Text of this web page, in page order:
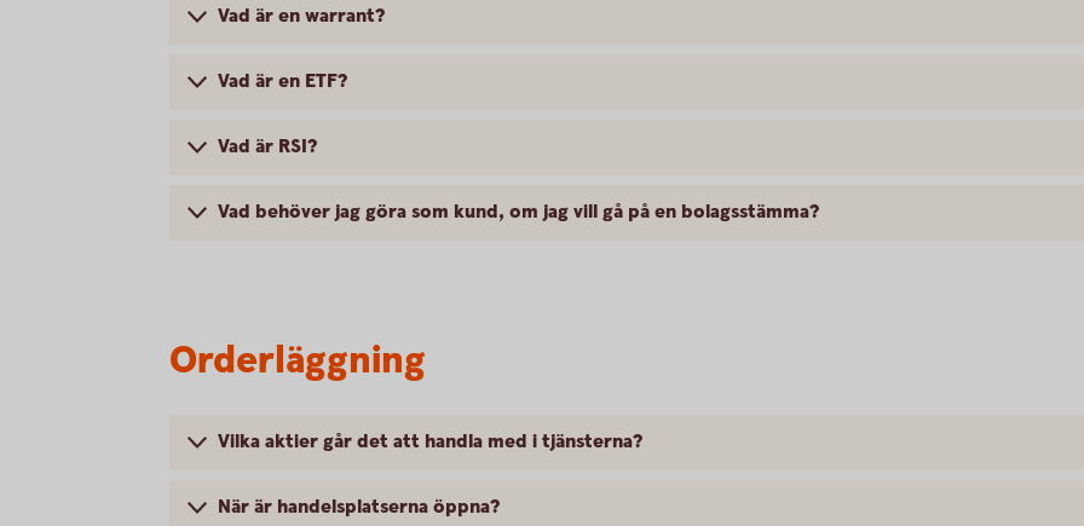
Vad är en warrant?
Vad är en ETF?
Vad är RSI?
Vad behöver jag göra som kund, om jag vill gå på en bolagsstämma?
Orderläggning
Vilka aktier går det att handla med i tjänsterna?
När är handelsplatserna öppna?